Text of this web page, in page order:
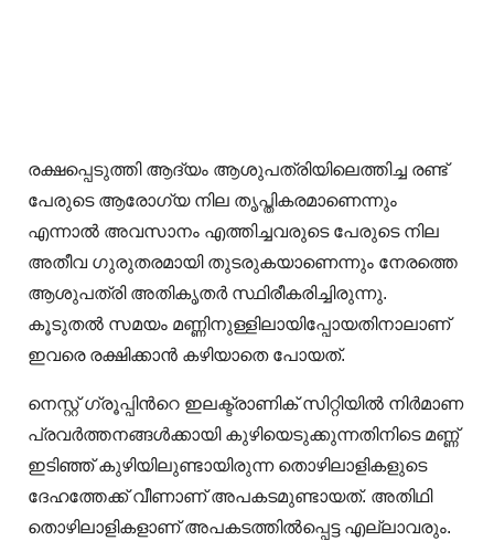
രക്ഷപ്പെടുത്തി ആദ്യം ആശുപത്രിയിലെത്തിച്ച രണ്ട്
പേരുടെ ആരോഗ്യ നില തൃപ്തികരമാണെന്നും
എന്നാൽ അവസാനം എത്തിച്ചവരുടെ പേരുടെ നില
അതീവ ഗുരുതരമായി തുടരുകയാണെന്നും നേരത്തെ
ആശുപത്രി അതികൃതർ സ്ഥിരീകരിച്ചിരുന്നു.
കൂടുതൽ സമയം മണ്ണിനുള്ളിലായിപ്പോയതിനാലാണ്
ഇവരെ രക്ഷിക്കാൻ കഴിയാതെ പോയത്.
നെസ്റ്റ് ഗ്രൂപ്പിന്‍റെ ഇലക്ട്രാണിക് സിറ്റിയിൽ നിർമാണ
പ്രവർത്തനങ്ങൾക്കായി കുഴിയെടുക്കുന്നതിനിടെ മണ്ണ്
ഇടിഞ്ഞ് കുഴിയിലുണ്ടായിരുന്ന തൊഴിലാളികളുടെ
ദേഹത്തേക്ക് വീണാണ് അപകടമുണ്ടായത്. അതിഥി
തൊഴിലാളികളാണ് അപകടത്തിൽപ്പെട്ട എല്ലാവരും.